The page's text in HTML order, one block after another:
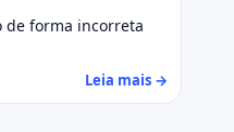
de forma incorreta
Leia mais →